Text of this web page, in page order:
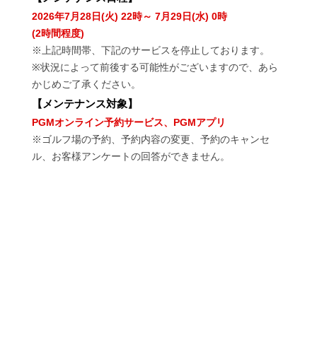
2026年7月28日(火) 22時～ 7月29日(水) 0時
(2時間程度)
※上記時間帯、下記のサービスを停止しております。
※状況によって前後する可能性がございますので、あら
かじめご了承ください。
【メンテナンス対象】
PGMオンライン予約サービス、PGMアプリ
※ゴルフ場の予約、予約内容の変更、予約のキャンセ
ル、お客様アンケートの回答ができません。